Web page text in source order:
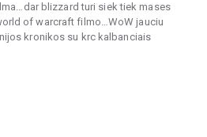
blizzard turi siek tiek mases
of warcraft filmo…WoW jauciu
kronikos su krc kalbanciais